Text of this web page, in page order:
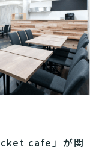
cafe」が関